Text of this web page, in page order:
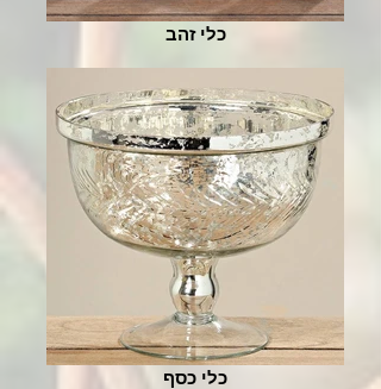
כלי זהב
כלי כסף